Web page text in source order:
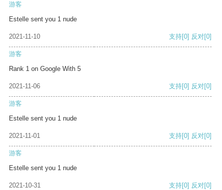
游客
Estelle sent you 1 nude
2021-11-10 支持[0] 反对[0]
游客
Rank 1 on Google With 5
2021-11-06 支持[0] 反对[0]
游客
Estelle sent you 1 nude
2021-11-01 支持[0] 反对[0]
游客
Estelle sent you 1 nude
2021-10-31 支持[0] 反对[0]